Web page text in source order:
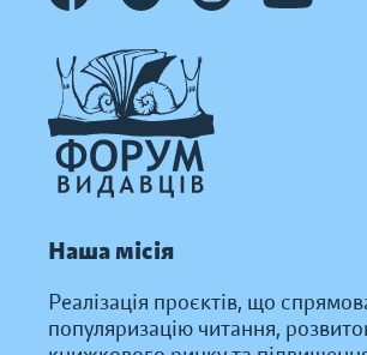
Наша місія
Реалізація проєктів, що
популяризацію читання,